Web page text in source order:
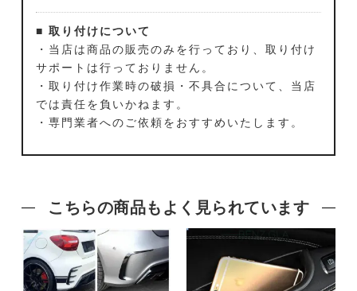
■ 取り付けについて
・当店は商品の販売のみを行っており、取り付け
サポートは行っておりません。
・取り付け作業時の破損・不具合について、当店
では責任を負いかねます。
・専門業者へのご依頼をおすすめいたします。
こちらの商品もよく見られています